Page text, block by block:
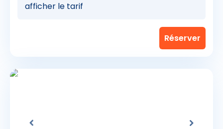
afficher le tarif